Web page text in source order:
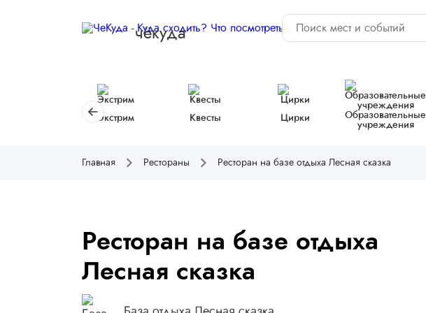
чёкуда
Экстрим Квесты Цирки
Образовательные
учреждения
Главная Рестораны Ресторан на базе отдыха Лесная сказка
Ресторан на базе отдыха
Лесная сказка